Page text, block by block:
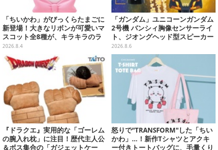
「ちいかわ」がびっくらたまごに
新登場！大きなリボンが可愛いマ
スコット全8種が、キラキラのラ
メ入り入浴剤から飛び出す
2026.8.4
「ガンダム」ユニコーンガンダム
2号機 バンシィ胸像センサーライ
ト、ジオングヘッド型スピーカー
が順次プライズ展開！
2026.8.6
『ドラクエ』実用的な「ゴーレム
の腕入れ枕」に注目！歴代主人公
＆ボス集合の「ガジェットケー
怒りで"TRANSFORM"した「ちい
かわ」…！新作Tシャツとアクキ
ー付きトートバッグに、毛量くり